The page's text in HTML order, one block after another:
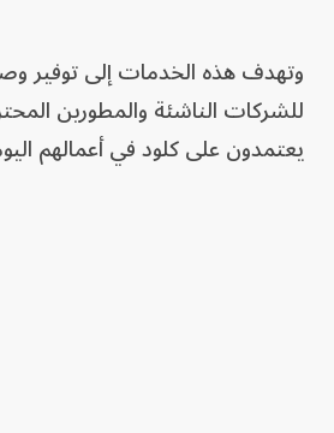
وتهدف هذه الخدمات إلى توفير
للشركات الناشئة والمطورين
يعتمدون على كلود في أعمالهم